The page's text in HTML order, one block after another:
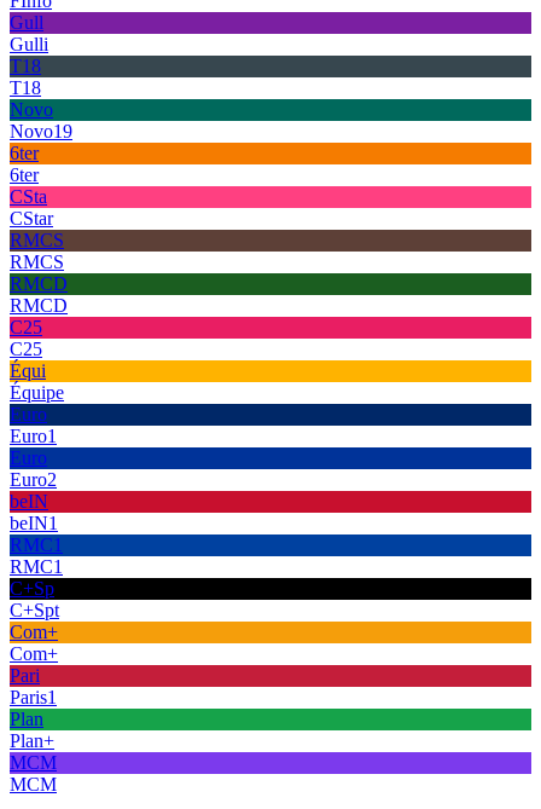
Gull
Gulli
T18
T18
Novo
Novo19
6ter
6ter
CSta
CStar
RMCS
RMCS
RMCD
RMCD
C25
C25
Équi
Équipe
Euro
Euro1
Euro
Euro2
beIN
beIN1
RMC1
RMC1
C+Sp
C+Spt
Com+
Com+
Pari
Paris1
Plan
Plan+
MCM
MCM